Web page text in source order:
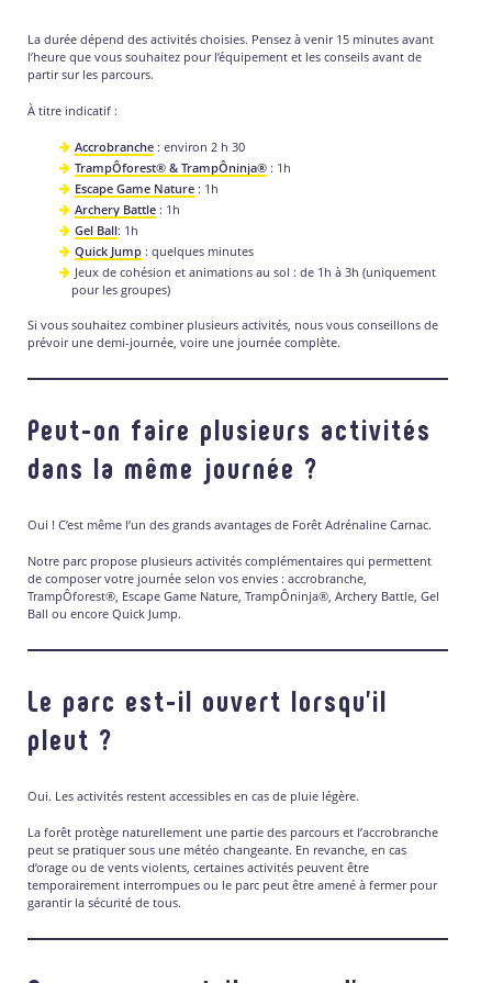
La durée dépend des activités choisies. Pensez à venir 15 minutes avant
l’heure que vous souhaitez pour l’équipement et les conseils avant de
partir sur les parcours.
À titre indicatif :
Accrobranche : environ 2 h 30
TrampÔforest® & TrampÔninja® : 1h
Escape Game Nature : 1h
Archery Battle : 1h
Gel Ball: 1h
Quick Jump : quelques minutes
Jeux de cohésion et animations au sol : de 1h à 3h (uniquement
pour les groupes)
Si vous souhaitez combiner plusieurs activités, nous vous conseillons de
prévoir une demi-journée, voire une journée complète.
Peut-on faire plusieurs activités
dans la même journée ?
Oui ! C’est même l’un des grands avantages de Forêt Adrénaline Carnac.
Notre parc propose plusieurs activités complémentaires qui permettent
de composer votre journée selon vos envies : accrobranche,
TrampÔforest®, Escape Game Nature, TrampÔninja®, Archery Battle, Gel
Ball ou encore Quick Jump.
Le parc est-il ouvert lorsqu’il
pleut ?
Oui. Les activités restent accessibles en cas de pluie légère.
La forêt protège naturellement une partie des parcours et l’accrobranche
peut se pratiquer sous une météo changeante. En revanche, en cas
d’orage ou de vents violents, certaines activités peuvent être
temporairement interrompues ou le parc peut être amené à fermer pour
garantir la sécurité de tous.